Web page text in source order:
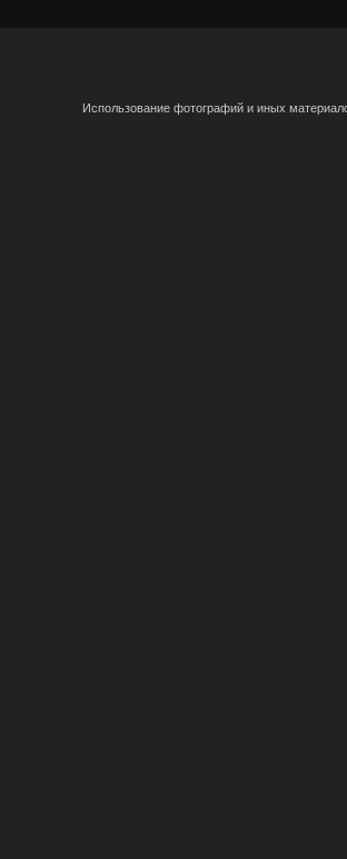
Использование фотографий и иных